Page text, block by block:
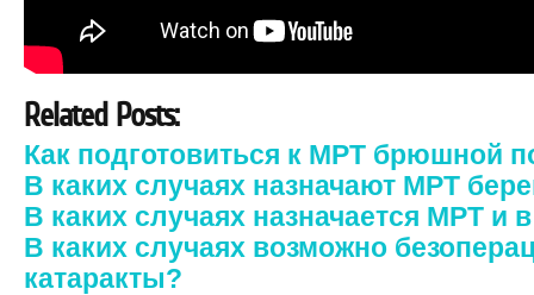
Related Posts:
Как подготовиться к МРТ брюшной
В каких случаях назначают МРТ
В каких случаях назначается МРТ и
В каких случаях возможно
катаракты?